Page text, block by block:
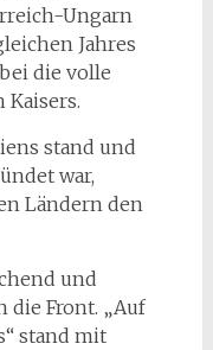
Ungarn
Jahres
die volle
stand und
war,
Ländern den
und
die Front. „Auf
stand mit